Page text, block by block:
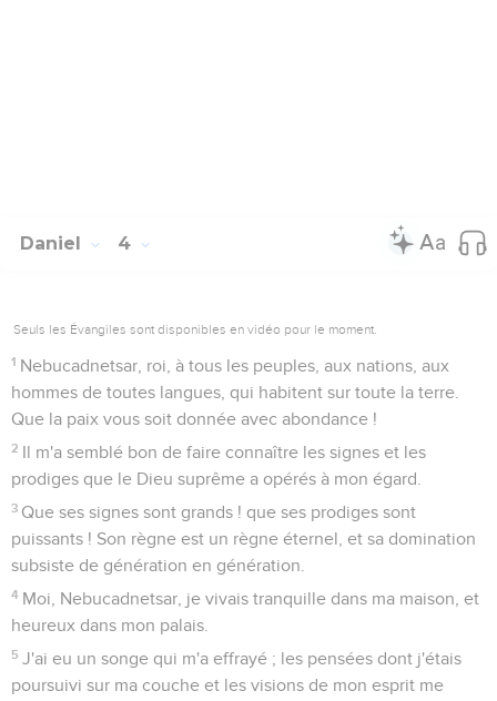
Daniel 4
Seuls les Évangiles sont disponibles en vidéo pour le moment.
1 Nebucadnetsar, roi, à tous les peuples, aux nations, aux
hommes de toutes langues, qui habitent sur toute la terre.
Que la paix vous soit donnée avec abondance !
2 Il m'a semblé bon de faire connaître les signes et les
prodiges que le Dieu suprême a opérés à mon égard.
3 Que ses signes sont grands ! que ses prodiges sont
puissants ! Son règne est un règne éternel, et sa domination
subsiste de génération en génération.
4 Moi, Nebucadnetsar, je vivais tranquille dans ma maison, et
heureux dans mon palais.
5 J'ai eu un songe qui m'a effrayé ; les pensées dont j'étais
poursuivi sur ma couche et les visions de mon esprit me